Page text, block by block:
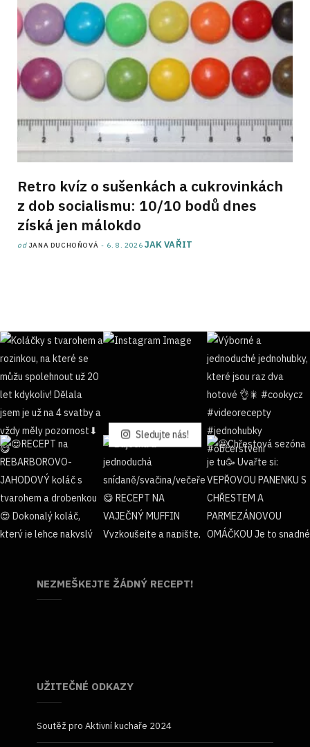
Retro kvíz o sušenkách a cukrovinkách
z dob socialismu: 10/10 bodů dnes
získá jen málokdo
od JANA DUCHOŇOVÁ 6. 8. 2026 JAK VAŘIT
Sledujte nás!
NEZMEŠKEJTE ŽÁDNÝ RECEPT!
UŽITEČNÉ ODKAZY
Soutěž pro Aktivní kuchaře 2024